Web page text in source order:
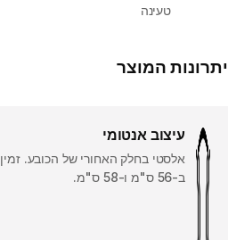
טעינה
יתרונות המוצר
עיצוב אנטומי
אלסטי בחלק האחורי של הכובע. זמין
ב-56 ס"מ ו-58 ס"מ.